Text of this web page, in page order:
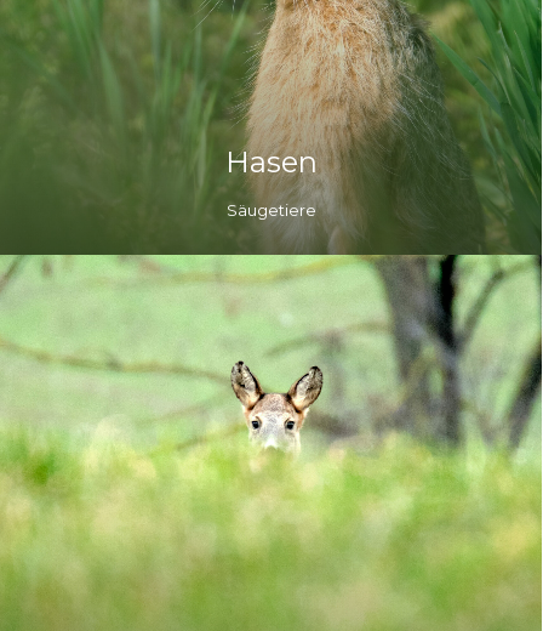
Hasen
Säugetiere